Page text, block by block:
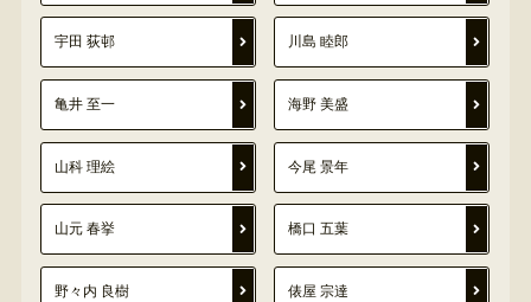
宇田 荻邨 川島 睦郎
亀井 至一 海野 美盛
山科 理絵 今尾 景年
山元 春挙 橋口 五葉
野々内 良樹 俵屋 宗達